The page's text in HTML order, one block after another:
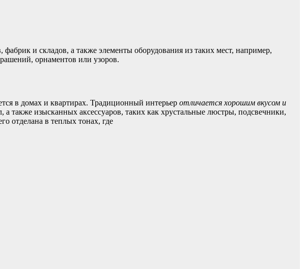
и складов, а также элементы оборудования из таких мест, например,
орнаментов или узоров.
в домах и квартирах. Традиционный интерьер отличается хорошим вкусом и
также изысканных аксессуаров, таких как хрустальные люстры, подсвечники,
отделана в теплых тонах, где